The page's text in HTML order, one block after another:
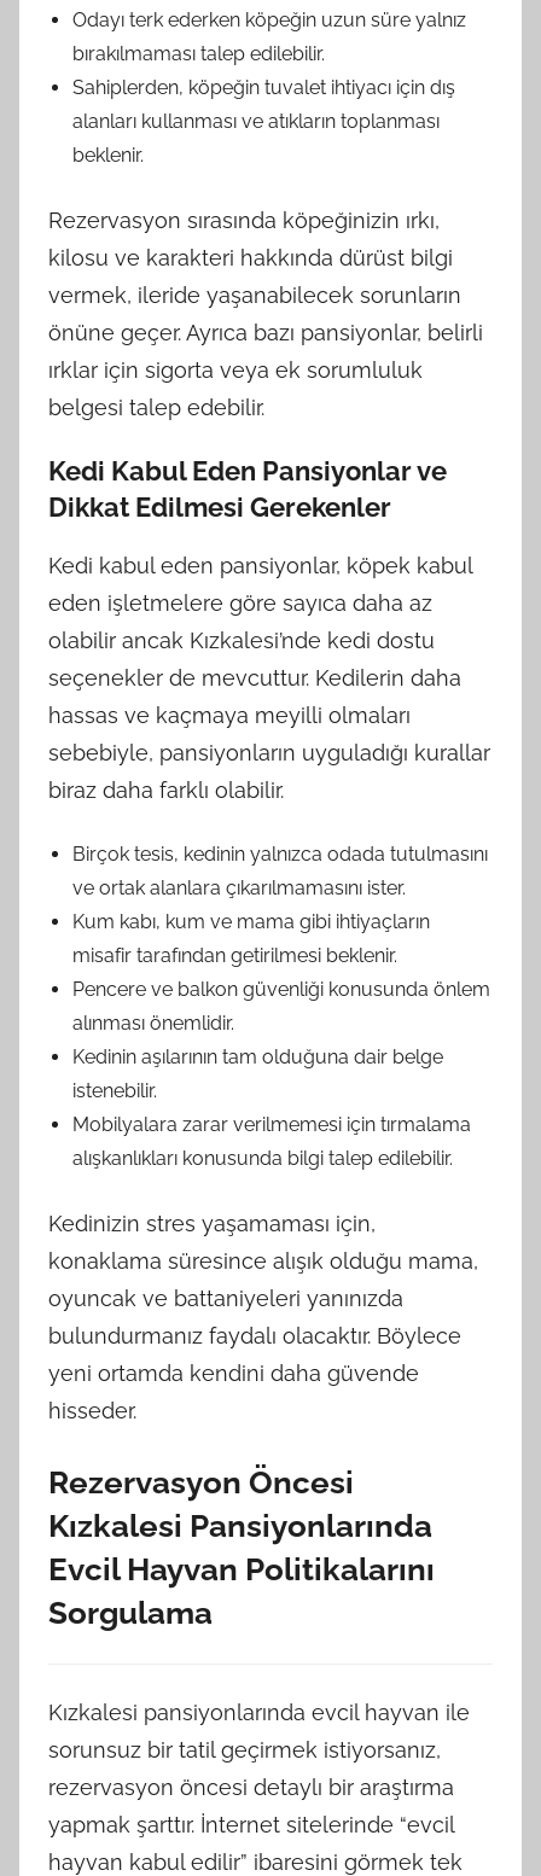
Odayı terk ederken köpeğin uzun süre yalnız
bırakılmaması talep edilebilir.
Sahiplerden, köpeğin tuvalet ihtiyacı için dış
alanları kullanması ve atıkların toplanması
beklenir.
Rezervasyon sırasında köpeğinizin ırkı,
kilosu ve karakteri hakkında dürüst bilgi
vermek, ileride yaşanabilecek sorunların
önüne geçer. Ayrıca bazı pansiyonlar, belirli
ırklar için sigorta veya ek sorumluluk
belgesi talep edebilir.
Kedi Kabul Eden Pansiyonlar ve
Dikkat Edilmesi Gerekenler
Kedi kabul eden pansiyonlar, köpek kabul
eden işletmelere göre sayıca daha az
olabilir ancak Kızkalesi’nde kedi dostu
seçenekler de mevcuttur. Kedilerin daha
hassas ve kaçmaya meyilli olmaları
sebebiyle, pansiyonların uyguladığı kurallar
biraz daha farklı olabilir.
Birçok tesis, kedinin yalnızca odada tutulmasını
ve ortak alanlara çıkarılmamasını ister.
Kum kabı, kum ve mama gibi ihtiyaçların
misafir tarafından getirilmesi beklenir.
Pencere ve balkon güvenliği konusunda önlem
alınması önemlidir.
Kedinin aşılarının tam olduğuna dair belge
istenebilir.
Mobilyalara zarar verilmemesi için tırmalama
alışkanlıkları konusunda bilgi talep edilebilir.
Kedinizin stres yaşamaması için,
konaklama süresince alışık olduğu mama,
oyuncak ve battaniyeleri yanınızda
bulundurmanız faydalı olacaktır. Böylece
yeni ortamda kendini daha güvende
hisseder.
Rezervasyon Öncesi
Kızkalesi Pansiyonlarında
Evcil Hayvan Politikalarını
Sorgulama
Kızkalesi pansiyonlarında evcil hayvan ile
sorunsuz bir tatil geçirmek istiyorsanız,
rezervasyon öncesi detaylı bir araştırma
yapmak şarttır. İnternet sitelerinde “evcil
hayvan kabul edilir” ibaresini görmek tek